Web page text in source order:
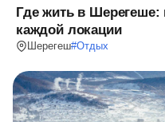
Где жить в
каждой локации
Шерегеш#Отдых